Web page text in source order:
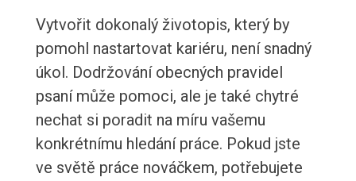
Vytvořit dokonalý životopis, který by
pomohl nastartovat kariéru, není snadný
úkol. Dodržování obecných pravidel
psaní může pomoci, ale je také chytré
nechat si poradit na míru vašemu
konkrétnímu hledání práce. Pokud jste
ve světě práce nováčkem, potřebujete